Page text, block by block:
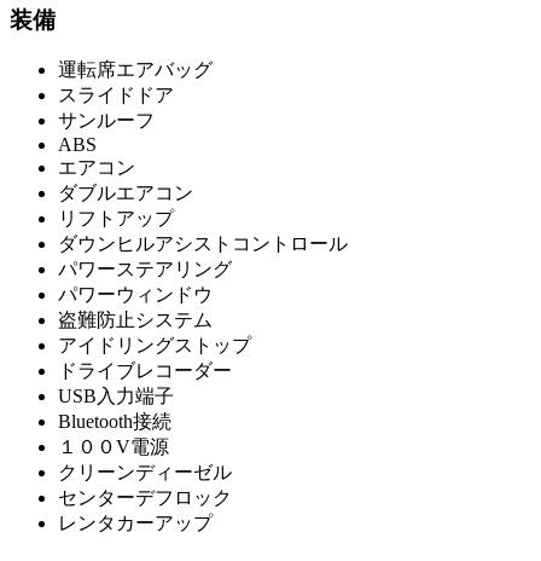
装備
運転席エアバッグ
スライドドア
サンルーフ
ABS
エアコン
ダブルエアコン
リフトアップ
ダウンヒルアシストコントロール
パワーステアリング
パワーウィンドウ
盗難防止システム
アイドリングストップ
ドライブレコーダー
USB入力端子
Bluetooth接続
１００V電源
クリーンディーゼル
センターデフロック
レンタカーアップ